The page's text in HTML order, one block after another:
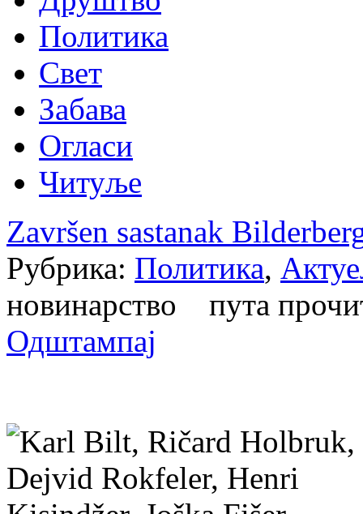
Политика
Свет
Забава
Огласи
Читуље
Završen sastanak
Рубрика: Политика,
новинарство пута
Одштампај